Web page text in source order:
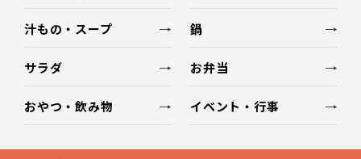
汁もの・スープ 鍋
サラダ お弁当
おやつ・飲み物 イベント・行事